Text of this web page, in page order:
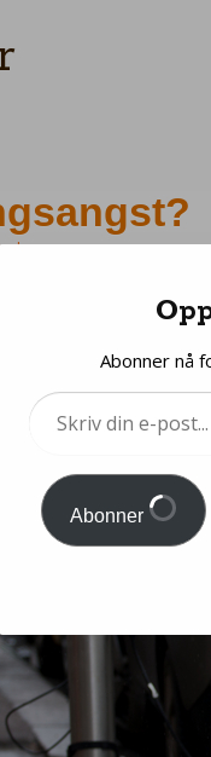
Abonner nå
Skriv
Abonner